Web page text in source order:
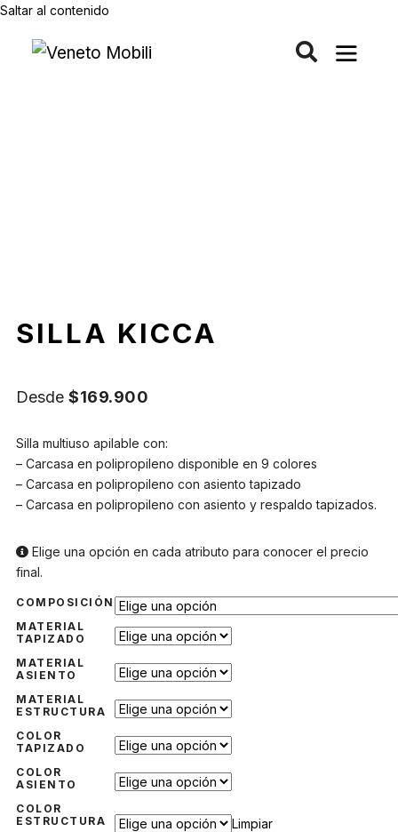
Saltar al contenido
SILLA KICCA
Desde $169.900
Silla multiuso apilable con:
– Carcasa en polipropileno disponible en 9 colores
– Carcasa en polipropileno con asiento tapizado
– Carcasa en polipropileno con asiento y respaldo tapizados.
Elige una opción en cada atributo para conocer el precio
final.
COMPOSICIÓN
MATERIAL
TAPIZADO
MATERIAL
ASIENTO
MATERIAL
ESTRUCTURA
COLOR
TAPIZADO
COLOR
ASIENTO
COLOR
ESTRUCTURA
Limpiar